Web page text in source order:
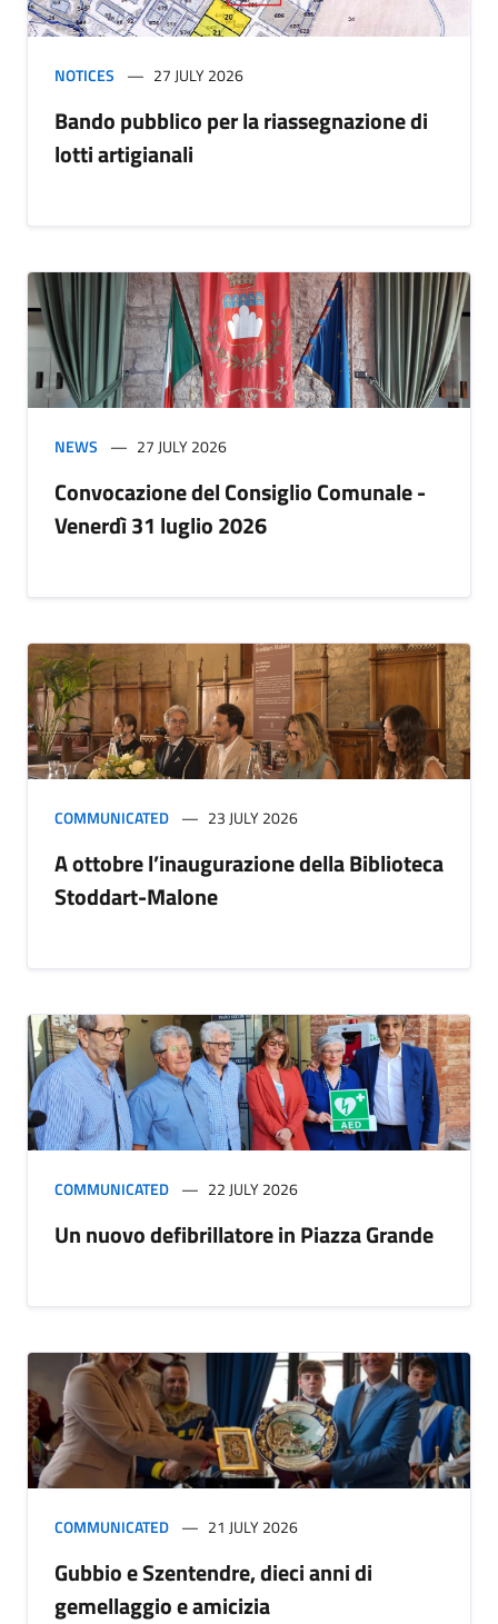
NOTICES 27 JULY 2026
Bando pubblico per la riassegnazione di
lotti artigianali
NEWS 27 JULY 2026
Convocazione del Consiglio Comunale -
Venerdì 31 luglio 2026
COMMUNICATED 23 JULY 2026
A ottobre l’inaugurazione della Biblioteca
Stoddart-Malone
COMMUNICATED 22 JULY 2026
Un nuovo defibrillatore in Piazza Grande
COMMUNICATED 21 JULY 2026
Gubbio e Szentendre, dieci anni di
gemellaggio e amicizia